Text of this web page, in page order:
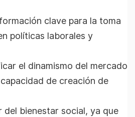
clave para la toma
políticas laborales y
el dinamismo del mercado
de creación de
del bienestar social, ya que